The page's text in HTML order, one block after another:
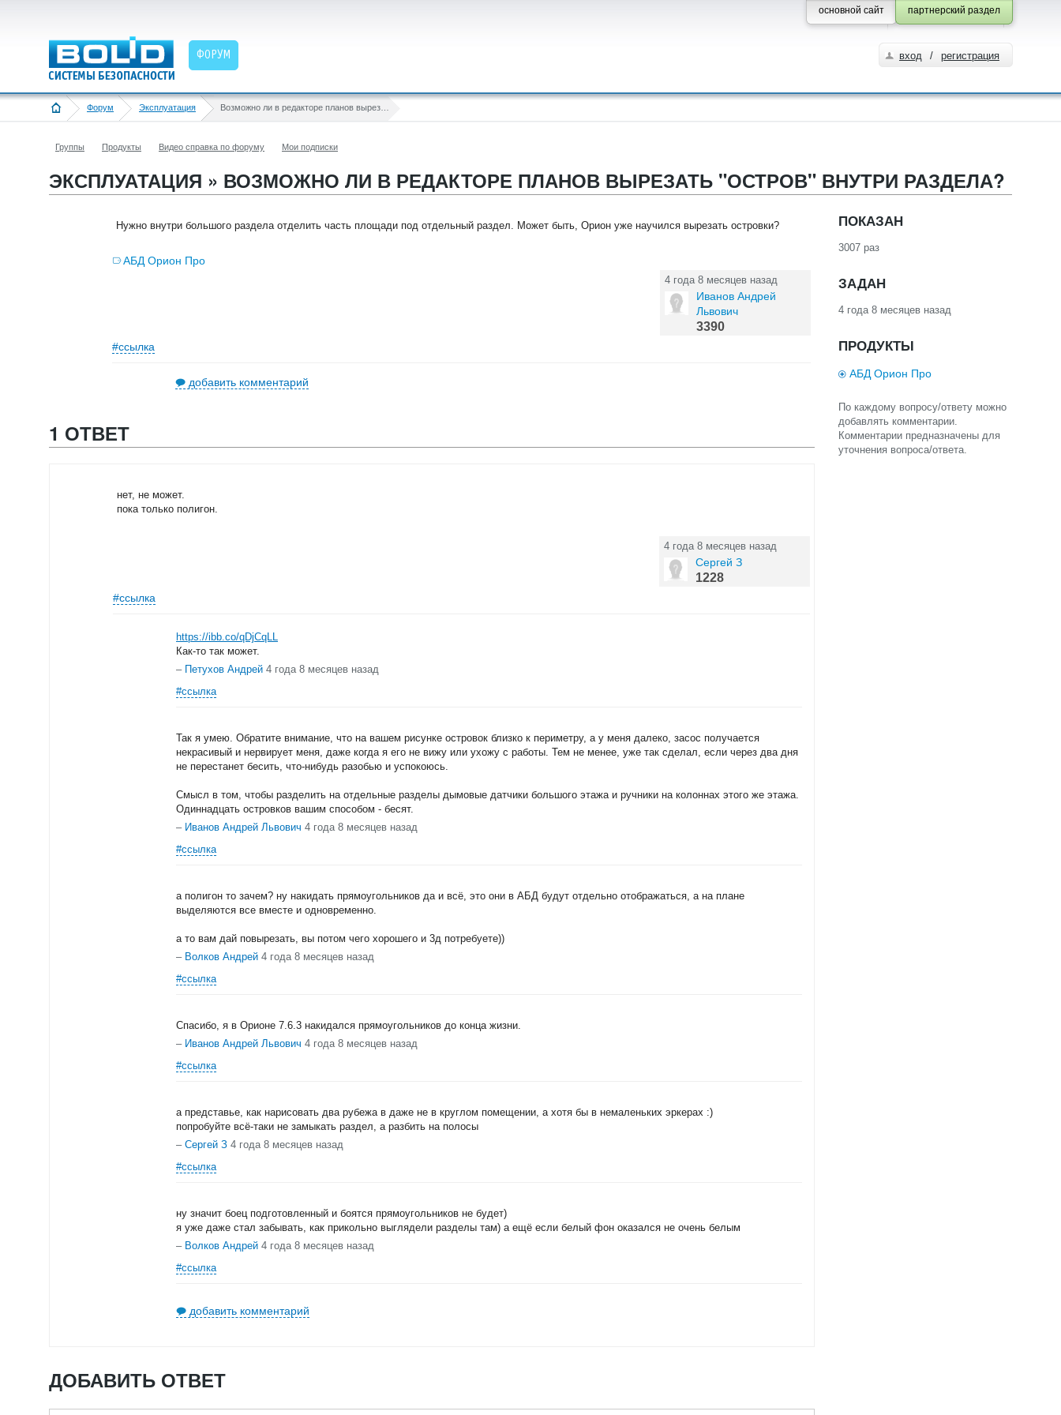
партнерский раздел
основной сайт
ФОРУМ вход / регистрация
Форум Эксплуатация
Группы Продукты Видео справка по форуму Мои подписки
ЭКСПЛУАТАЦИЯ » ВОЗМОЖНО ЛИ В РЕДАКТОРЕ ПЛАНОВ ВЫРЕЗАТЬ "ОСТРОВ" ВНУТРИ РАЗДЕЛА?
Нужно внутри большого раздела отделить часть площади под отдельный раздел. Может быть, Орион уже научился вырезать островки?
АБД Орион Про
4 года 8 месяцев назад
Иванов Андрей
Львович
3390
#ссылка
добавить комментарий
1 ОТВЕТ
нет, не может.
пока только полигон.
4 года 8 месяцев назад
Сергей З
1228
#ссылка
https://ibb.co/qDjCqLL
Как-то так может.
– Петухов Андрей 4 года 8 месяцев назад
#ссылка
Так я умею. Обратите внимание, что на вашем рисунке островок близко к периметру, а у меня далеко, засос получается
некрасивый и нервирует меня, даже когда я его не вижу или ухожу с работы. Тем не менее, уже так сделал, если через два дня
не перестанет бесить, что-нибудь разобью и успокоюсь.
Смысл в том, чтобы разделить на отдельные разделы дымовые датчики большого этажа и ручники на колоннах этого же этажа.
Одиннадцать островков вашим способом - бесят.
– Иванов Андрей Львович 4 года 8 месяцев назад
#ссылка
а полигон то зачем? ну накидать прямоугольников да и всё, это они в АБД будут отдельно отображаться, а на плане
выделяются все вместе и одновременно.
а то вам дай повырезать, вы потом чего хорошего и 3д потребуете))
– Волков Андрей 4 года 8 месяцев назад
#ссылка
Спасибо, я в Орионе 7.6.3 накидался прямоугольников до конца жизни.
– Иванов Андрей Львович 4 года 8 месяцев назад
#ссылка
а представье, как нарисовать два рубежа в даже не в круглом помещении, а хотя бы в немаленьких эркерах :)
попробуйте всё-таки не замыкать раздел, а разбить на полосы
– Сергей З 4 года 8 месяцев назад
#ссылка
ну значит боец подготовленный и боятся прямоугольников не будет)
я уже даже стал забывать, как прикольно выглядели разделы там) а ещё если белый фон оказался не очень белым
– Волков Андрей 4 года 8 месяцев назад
#ссылка
добавить комментарий
ДОБАВИТЬ ОТВЕТ
ПОКАЗАН
3007 раз
ЗАДАН
4 года 8 месяцев назад
ПРОДУКТЫ
АБД Орион Про
По каждому вопросу/ответу можно
добавлять комментарии.
Комментарии предназначены для
уточнения вопроса/ответа.